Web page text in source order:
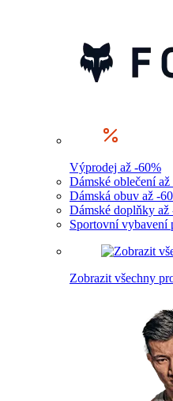
Výprodej až -60%
Dámské oblečení
Dámská obuv až -
Dámské doplňky až
Sportovní vybavení
Zobrazit všechny